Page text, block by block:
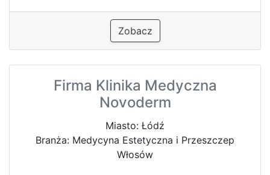
Zobacz
Firma Klinika Medyczna
Novoderm
Miasto: Łódź
Branża: Medycyna Estetyczna i Przeszczep
Włosów